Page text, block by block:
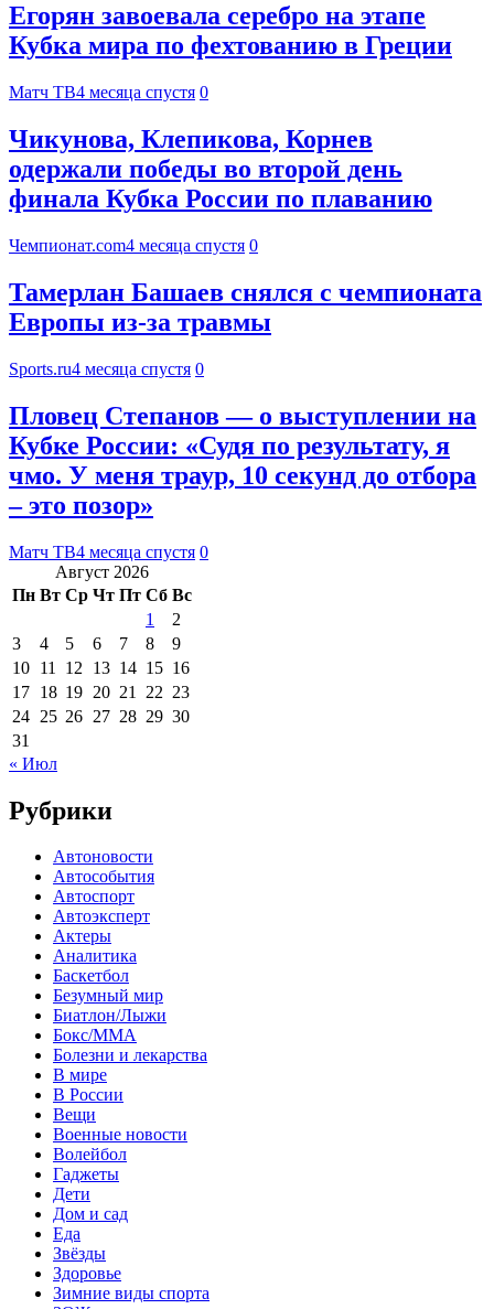
Егорян завоевала серебро на этапе
Кубка мира по фехтованию в Греции
Матч ТВ4 месяца спустя 0
Чикунова, Клепикова, Корнев
одержали победы во второй день
финала Кубка России по плаванию
Чемпионат.com4 месяца спустя 0
Тамерлан Башаев снялся с чемпионата
Европы из-за травмы
Sports.ru4 месяца спустя 0
Пловец Степанов — о выступлении на
Кубке России: «Судя по результату, я
чмо. У меня траур, 10 секунд до отбора
– это позор»
Матч ТВ4 месяца спустя 0
Август 2026
Пн Вт Ср Чт Пт Сб Вс
1
2
3
4 5 6 7 8
9
10 11 12 13 14 15 16
17 18 19 20 21 22 23
24 25 26 27 28 29 30
31
« Июл
Рубрики
Автоновости
Автособытия
Автоспорт
Автоэксперт
Актеры
Аналитика
Баскетбол
Безумный мир
Биатлон/Лыжи
Бокс/MMA
Болезни и лекарства
В мире
В России
Вещи
Военные новости
Волейбол
Гаджеты
Дети
Дом и сад
Еда
Звёзды
Здоровье
Зимние виды спорта